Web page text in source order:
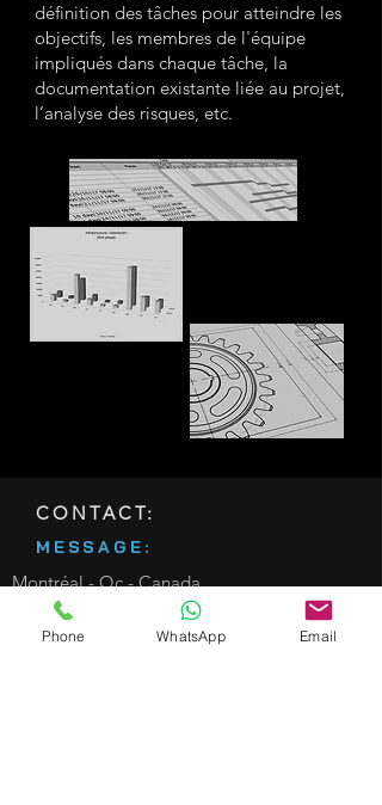
définition des tâches pour atteindre les
objectifs, les membres de l'équipe
impliqués dans chaque tâche, la
documentation existante liée au projet,
l’analyse des risques, etc.
CONTACT:
MESSAGE:
Montréal - Qc - Canada
+1 (514) 503-4721
Phone WhatsApp Email